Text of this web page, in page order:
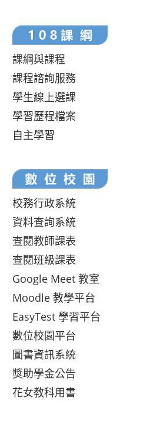
課綱與課程
課程諮詢服務
學生線上選課
學習歷程檔案
自主學習
校務行政系統
資料查詢系統
查閱教師課表
查閱班級課表
Google Meet 教室
Moodle 教學平台
EasyTest 學習平台
數位校園平台
圖書資訊系統
獎助學金公告
花女教科用書